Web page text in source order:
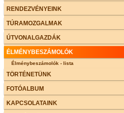
RENDEZVÉNYEINK
TÚRAMOZGALMAK
ÚTVONALGAZDÁK
ÉLMÉNYBESZÁMOLÓK
Élménybeszámolók - lista
TÖRTÉNETÜNK
FOTÓALBUM
KAPCSOLATAINK